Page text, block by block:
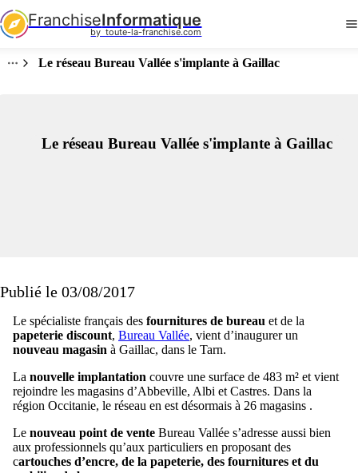
FranchiseInformatique
by  toute-la-franchise.com
Le réseau Bureau Vallée s'implante à Gaillac
Le réseau Bureau Vallée s'implante à Gaillac
Publié le 03/08/2017
Le spécialiste français des fournitures de bureau et de la
papeterie discount, Bureau Vallée, vient d’inaugurer un
nouveau magasin à Gaillac, dans le Tarn.
La nouvelle implantation couvre une surface de 483 m² et vient
rejoindre les magasins d’Abbeville, Albi et Castres. Dans la
région Occitanie, le réseau en est désormais à 26 magasins .
Le nouveau point de vente Bureau Vallée s’adresse aussi bien
aux professionnels qu’aux particuliers en proposant des
cartouches d’encre, de la papeterie, des fournitures et du